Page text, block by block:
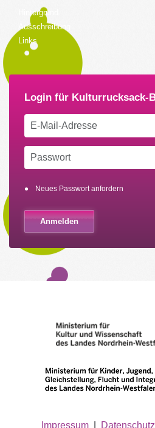
Hintergrund
Ausschreibung
Links
Neues Passwort anfordern
Impressum Datenschutz